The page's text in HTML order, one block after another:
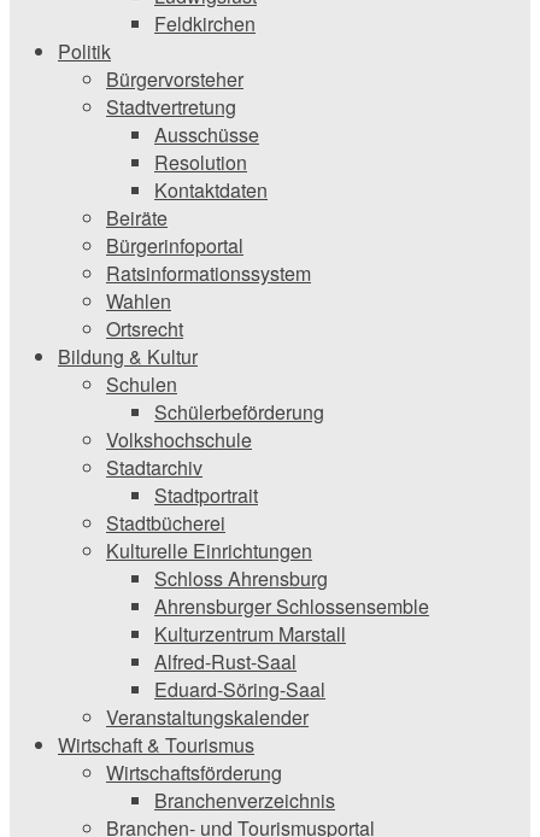
Feldkirchen
Politik
Bürgervorsteher
Stadtvertretung
Ausschüsse
Resolution
Kontaktdaten
Beiräte
Bürgerinfoportal
Ratsinformationssystem
Wahlen
Ortsrecht
Bildung & Kultur
Schulen
Schülerbeförderung
Volkshochschule
Stadtarchiv
Stadtportrait
Stadtbücherei
Kulturelle Einrichtungen
Schloss Ahrensburg
Ahrensburger Schlossensemble
Kulturzentrum Marstall
Alfred-Rust-Saal
Eduard-Söring-Saal
Veranstaltungskalender
Wirtschaft & Tourismus
Wirtschaftsförderung
Branchenverzeichnis
Branchen- und Tourismusportal